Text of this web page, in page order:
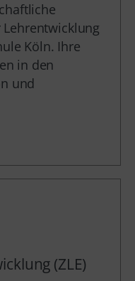
Köln. Ihre
in den
und
(ZLE)